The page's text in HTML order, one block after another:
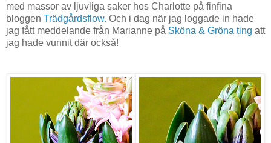
med massor av ljuvliga saker hos Charlotte på finfina
bloggen Trädgårdsflow. Och i dag när jag loggade in hade
jag fått meddelande från Marianne på Sköna & Gröna ting att
jag hade vunnit där också!